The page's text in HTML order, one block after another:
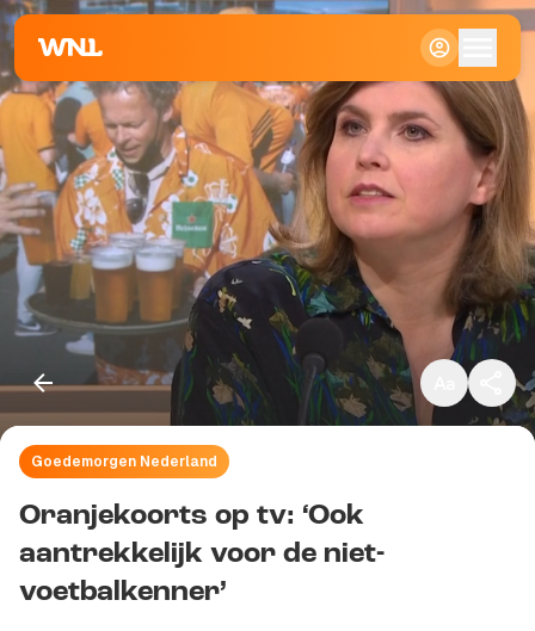
Klein
Standaard
Groot
Goedemorgen Nederland
Oranjekoorts op tv: ‘Ook
aantrekkelijk voor de niet-
voetbalkenner’